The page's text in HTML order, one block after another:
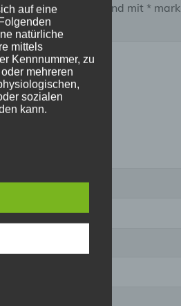
Felder sind mit *
auf eine
natürliche
mittels
Kennnummer, zu
mehreren
sozialen
kann.
natürliche
Verarbeitung
Zusammenhang